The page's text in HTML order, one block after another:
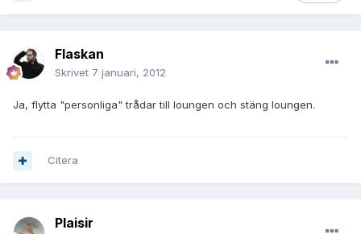
Flaskan
Skrivet 7 januari, 2012
Ja, flytta "personliga" trådar till loungen och stäng loungen.
Citera
Plaisir